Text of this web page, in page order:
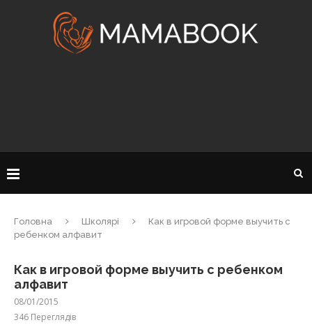
Головна Школярі
Как в игровой форме выучить с
ребенком алфавит
Как в игровой форме выучить с ребенком
алфавит
08/01/2015
346 Переглядів